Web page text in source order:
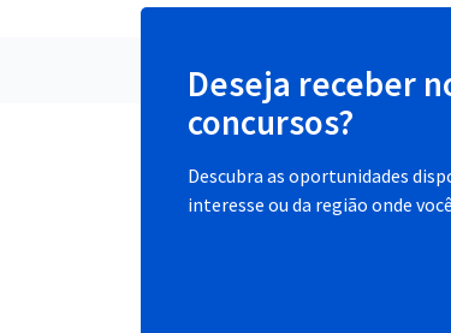
Deseja receber
concursos?
Descubra as oportunidades
interesse ou da região onde